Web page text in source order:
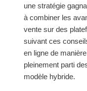
une stratégie
à combiner les
vente sur des
suivant ces
en ligne de
pleinement parti
modèle hybride.